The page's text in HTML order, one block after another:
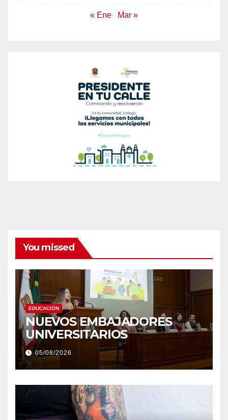
« Ene Mar »
You missed
EDUCACIÓN
NUEVOS EMBAJADORES
UNIVERSITARIOS
05/08/2026